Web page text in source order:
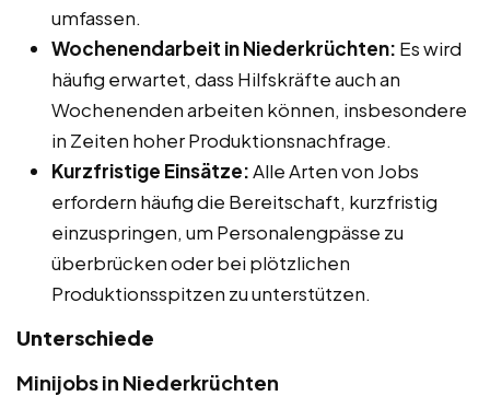
umfassen.
Wochenendarbeit in Niederkrüchten: Es wird
häufig erwartet, dass Hilfskräfte auch an
Wochenenden arbeiten können, insbesondere
in Zeiten hoher Produktionsnachfrage.
Kurzfristige Einsätze:Alle Arten von Jobs
erfordern häufig die Bereitschaft, kurzfristig
einzuspringen, um Personalengpässe zu
überbrücken oder bei plötzlichen
Produktionsspitzen zu unterstützen.
Unterschiede
Minijobs in Niederkrüchten